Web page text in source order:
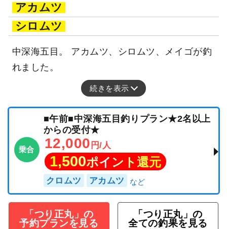
アカムツ
シロムツ
中深海五目。 アカムツ、シロムツ、メイゴが釣
れました。
続きを表示
乗合
■午前■中深海五目釣りプラン★2名以上
からの受付★
12,000 円/人
1,500ポイント還元
クロムツ アカムツ
「つり正丸」の
予約プランを見る
「つり正丸」の
全ての釣果を見る